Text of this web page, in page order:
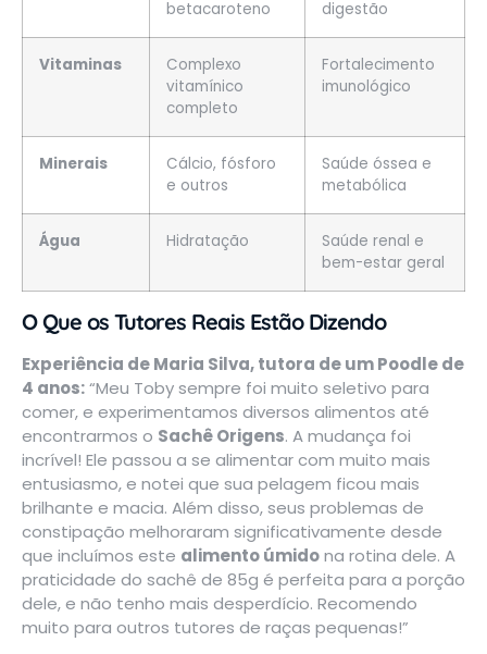
betacaroteno digestão
Vitaminas
Complexo
vitamínico
completo
Fortalecimento
imunológico
Minerais
Cálcio, fósforo
e outros
Saúde óssea e
metabólica
Água Hidratação
Saúde renal e
bem-estar geral
O Que os Tutores Reais Estão Dizendo
Experiência de Maria Silva, tutora de um Poodle de
4 anos:“Meu Toby sempre foi muito seletivo para
comer, e experimentamos diversos alimentos até
encontrarmos o Sachê Origens. A mudança foi
incrível! Ele passou a se alimentar com muito mais
entusiasmo, e notei que sua pelagem ficou mais
brilhante e macia. Além disso, seus problemas de
constipação melhoraram significativamente desde
que incluímos este alimento úmidona rotina dele. A
praticidade do sachê de 85g é perfeita para a porção
dele, e não tenho mais desperdício. Recomendo
muito para outros tutores de raças pequenas!”